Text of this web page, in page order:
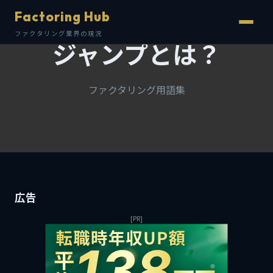
Factoring Hub
ファクタリング業界の現況
ジャンプとは？
ファクタリング用語集
広告
[PR]